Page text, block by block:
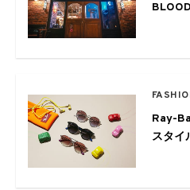
Ray-
スタイ